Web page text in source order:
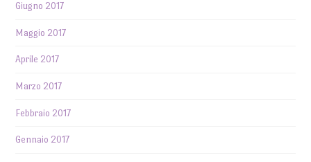
Giugno 2017
Maggio 2017
Aprile 2017
Marzo 2017
Febbraio 2017
Gennaio 2017